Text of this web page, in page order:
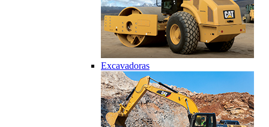
Excavadoras